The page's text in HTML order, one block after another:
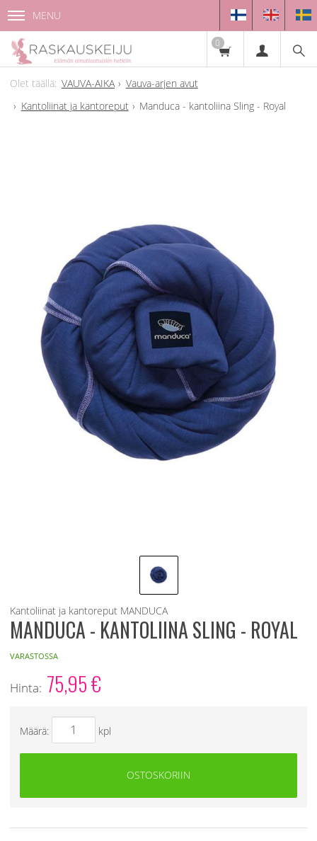
MENU
0
VAUVA-AIKA
Vauva-arjen avut
Kantoliinat ja kantoreput
Manduca - kantoliina Sling - Royal
Kantoliinat ja kantoreput MANDUCA
MANDUCA - KANTOLIINA SLING - ROYAL
VARASTOSSA
Hinta: 75,95€
Määrä: kpl
OSTOSKORIIN